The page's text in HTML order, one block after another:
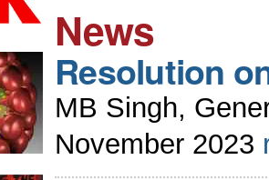
News
Resolution
MB Singh,
November 2023